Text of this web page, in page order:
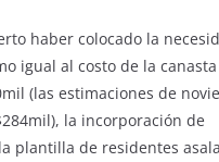
haber colocado la
igual al costo de la canasta
(las estimaciones de
la incorporación de
plantilla de residentes